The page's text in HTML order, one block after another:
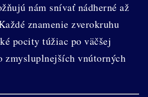
nám snívať nádherné až
znamenie zverokruhu
pocity túžiac po väčšej
zmysluplnejších vnútorných